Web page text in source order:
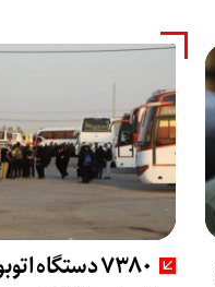
۷۳۸۰ دستگاه